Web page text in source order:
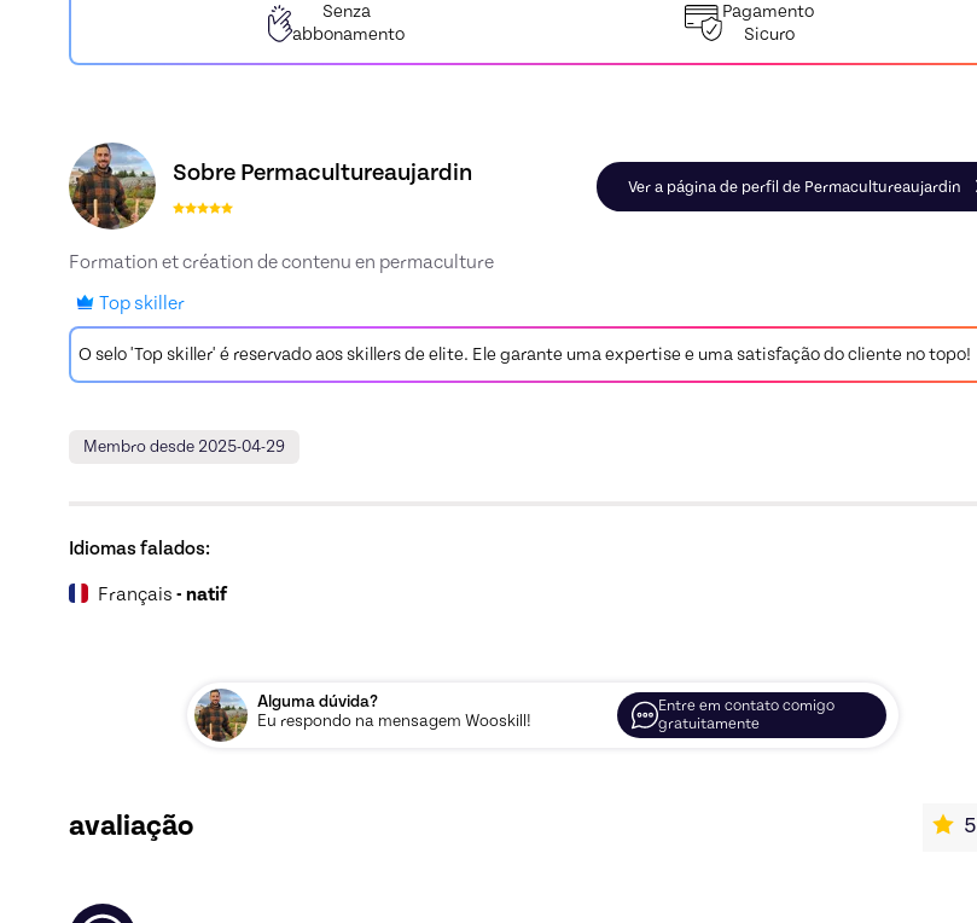
Senza
abbonamento
Pagamento
Sicuro
Sobre Permacultureaujardin
Ver a página de perfil de Permacultureaujardin
Formation et création de contenu en permaculture
Top skiller
O selo 'Top skiller' é reservado aos skillers de elite. Ele garante uma expertise e uma satisfação do cliente no topo!
Membro desde 2025-04-29
Idiomas falados:
Français - natif
Alguma dúvida?
Eu respondo na mensagem Wooskill!
Entre em contato comigo
gratuitamente
avaliação 5